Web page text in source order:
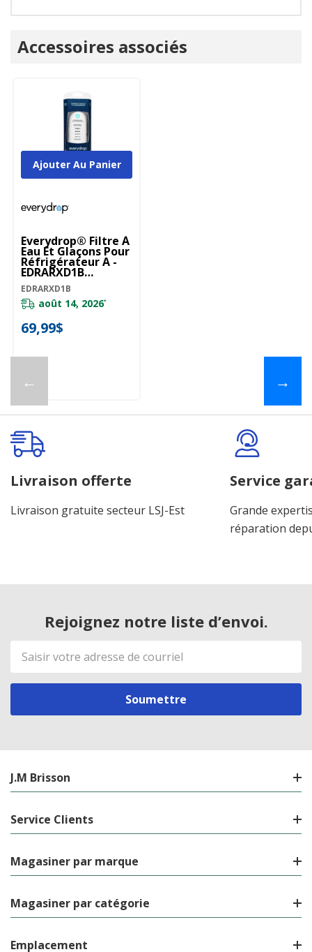
personnalisé
Accessoires associés
←
Everydrop® Filtre À
Eau Et Glaçons Pour
Réfrigérateur A -
EDRARXD1B
EDRARXD1B
EDRARXD1B
août 14, 2026*
69,99$
Ajouter Au Panier
→
Livraison offerte
Livraison gratuite secteur LSJ-Est
Service
Grande
réparation
Rejoignez notre liste d’envoi.
Adresse
de
courriel
J.M Brisson
Service Clients
Magasiner par marque
Magasiner par catégorie
Emplacement